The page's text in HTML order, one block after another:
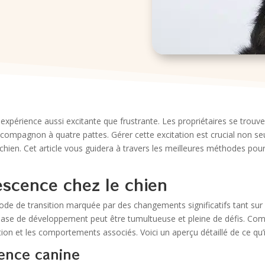
aussi excitante que frustrante. Les propriétaires se
à quatre pattes. Gérer cette excitation est crucial non
Cet article vous guidera à travers les meilleures méthodes
chez le chien
de transition marquée par des changements significatifs tant
de développement peut être tumultueuse et pleine de défis.
et les comportements associés. Voici un aperçu détaillé de ce
canine